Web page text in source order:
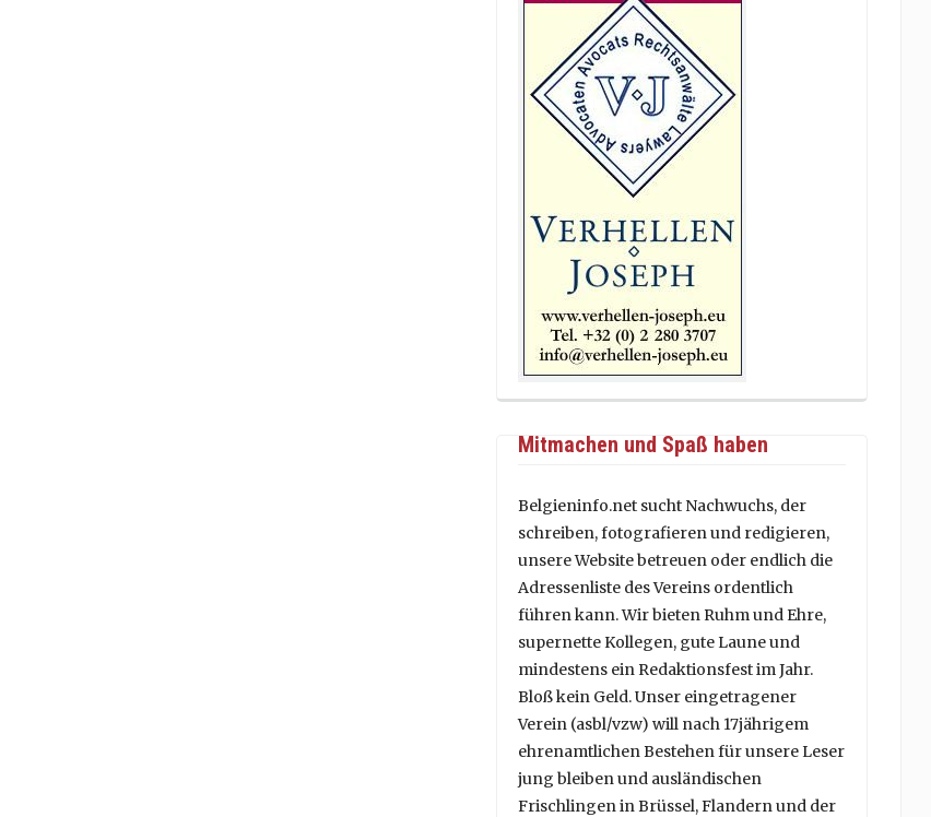
Mitmachen und Spaß haben
Belgieninfo.net sucht Nachwuchs, der
schreiben, fotografieren und redigieren,
unsere Website betreuen oder endlich die
Adressenliste des Vereins ordentlich
führen kann. Wir bieten Ruhm und Ehre,
supernette Kollegen, gute Laune und
mindestens ein Redaktionsfest im Jahr.
Bloß kein Geld. Unser eingetragener
Verein (asbl/vzw) will nach 17jährigem
ehrenamtlichen Bestehen für unsere Leser
jung bleiben und ausländischen
Frischlingen in Brüssel, Flandern und der